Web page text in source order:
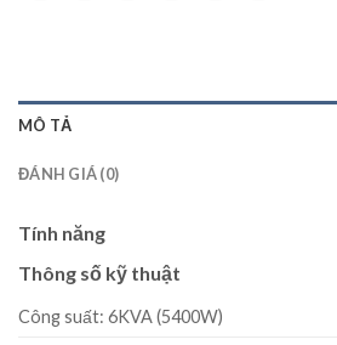
MÔ TẢ
ĐÁNH GIÁ (0)
Tính năng
Thông số kỹ thuật
Công suất: 6KVA (5400W)